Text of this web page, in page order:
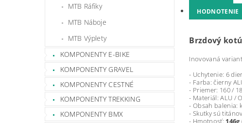
MTB Ráfiky
MTB Náboje
MTB Výplety
KOMPONENTY E-BIKE
KOMPONENTY GRAVEL
KOMPONENTY CESTNÉ
KOMPONENTY TREKKING
KOMPONENTY BMX
HODNOTENIE
Brzdový
Inovovaná
- Uchytenie: 6 dier
- Farba: čierny
- Priemer: 160 /
- Materiál: ALU /
- Obsah balenia:
- Skutky sú
- Hmotnosť: 146g